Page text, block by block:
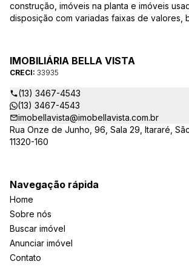
construção, imóveis na planta e imóveis
disposição com variadas faixas de valores,
ao CRECI-EE – estarão sempre prontos para
todas as suas dúvidas sobre casas,
salas comerciais e outros produtos
IMOBILIÁRIA BELLA VISTA
CRECI: 33935
(13) 3467-4543
(13) 3467-4543
imobellavista@imobellavista.com.br
Rua Onze de Junho, 96, Sala 29, Itararé,
11320-160
Navegação rápida
Home
Sobre nós
Buscar imóvel
Anunciar imóvel
Contato